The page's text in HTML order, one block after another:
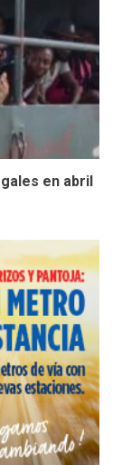
en abril